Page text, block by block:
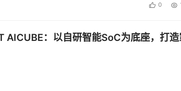
0
AICUBE：以自研智能SoC为底座，打